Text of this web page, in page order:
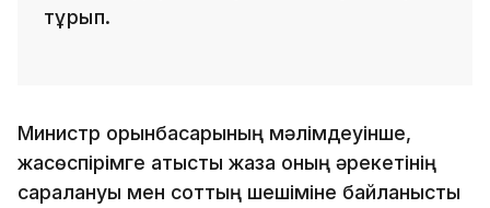
тұрып.
Министр орынбасарының мәлімдеуінше,
жасөспірімге қатысты жаза оның әрекетінің
саралануы мен соттың шешіміне байланысты